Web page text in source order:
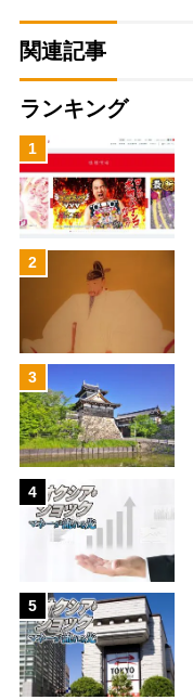
関連記事
ランキング
1
2
3
4
5